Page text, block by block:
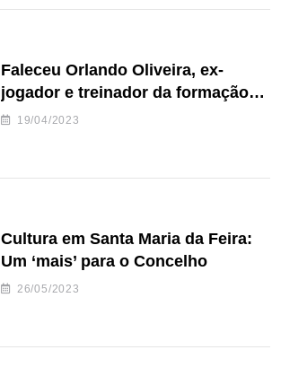
Faleceu Orlando Oliveira, ex-
jogador e treinador da formação
de andebol do Feirense
19/04/2023
Cultura em Santa Maria da Feira:
Um ‘mais’ para o Concelho
26/05/2023